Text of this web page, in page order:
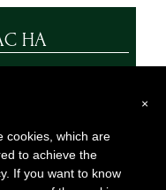
НА
×
cookies, which are
to achieve the
If you want to know